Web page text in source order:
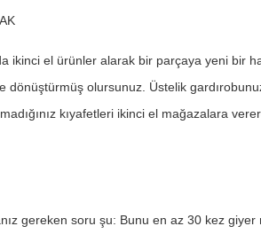
ikinci el ürünler alarak bir parçaya yeni bir
dönüştürmüş olursunuz. Üstelik
kıyafetleri ikinci el mağazalara
gereken soru şu: Bunu en az 30 kez giyer